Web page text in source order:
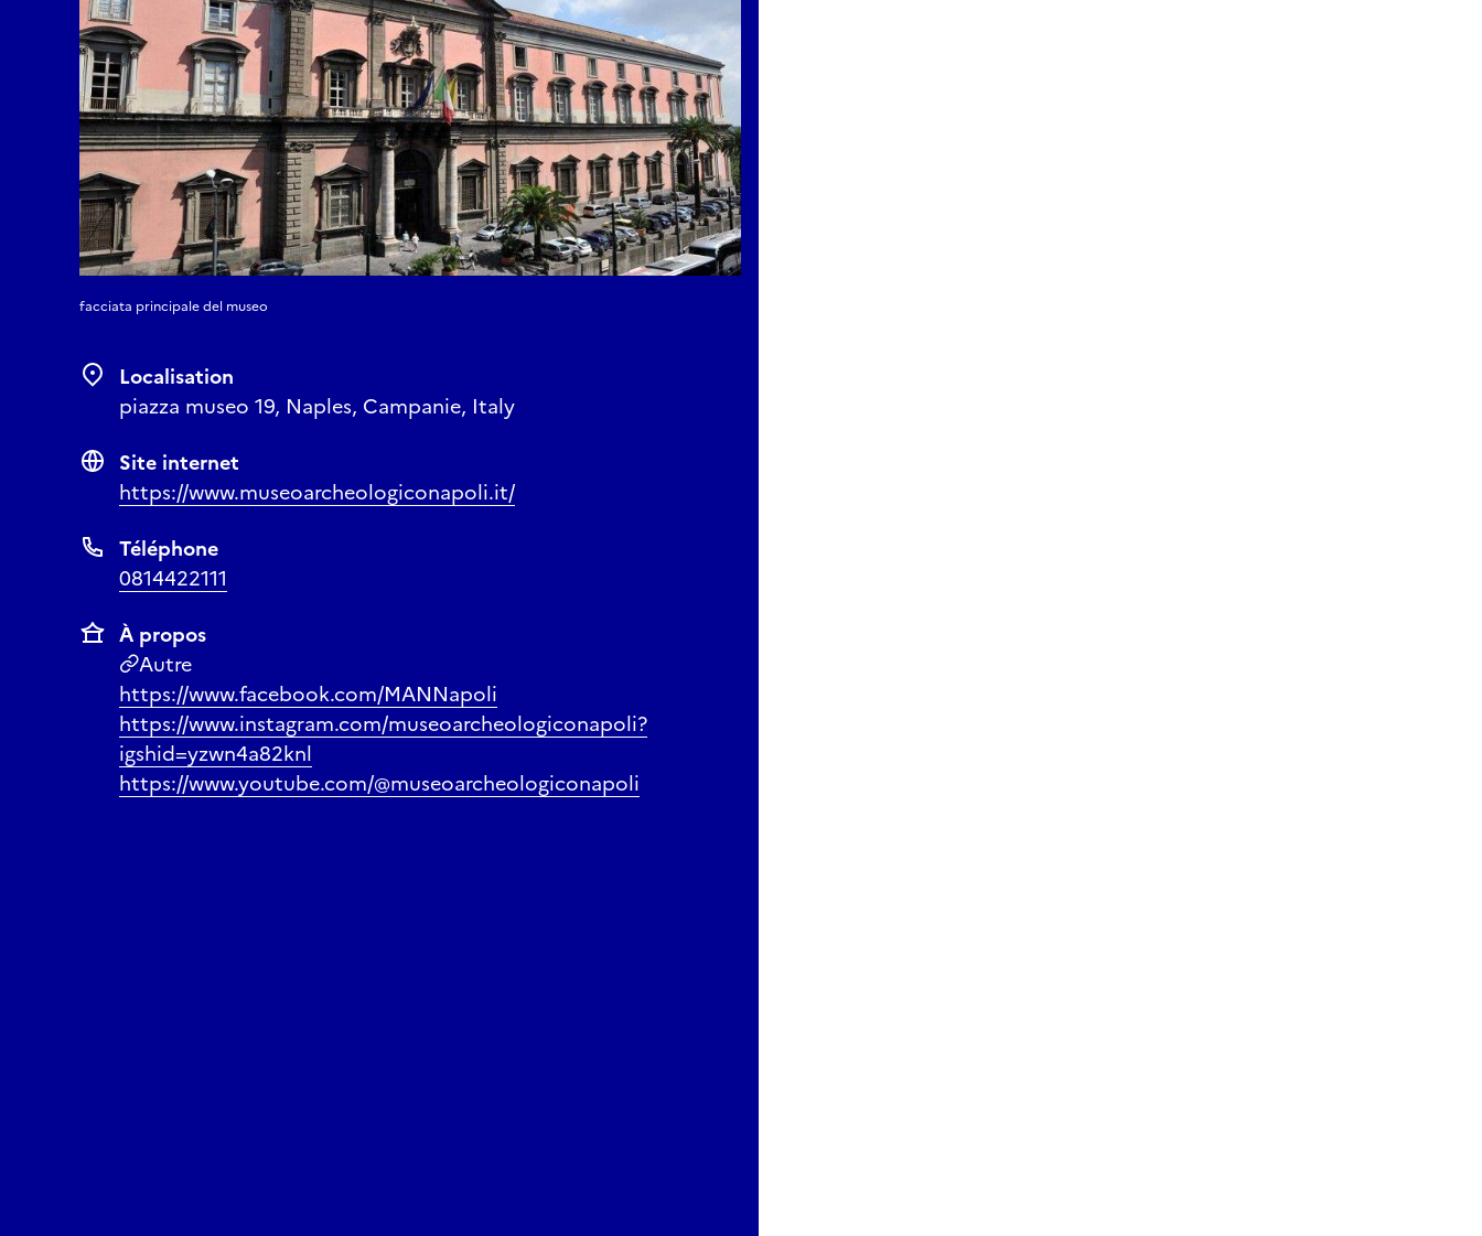
facciata principale del museo
Localisation
piazza museo 19, Naples, Campanie, Italy
Site internet
https://www.museoarcheologiconapoli.it/
Téléphone
0814422111
À propos
Autre
https://www.facebook.com/MANNapoli
https://www.instagram.com/museoarcheologiconapoli?
igshid=yzwn4a82knl
https://www.youtube.com/@museoarcheologiconapoli